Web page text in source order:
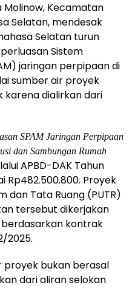
Molinow, Kecamatan
Selatan, mendesak
Selatan turun
Sistem
jaringan perpipaan di
sumber air proyek
karena dialirkan dari
SPAM Jaringan Perpipaan
dan Sambungan Rumah
APBD-DAK Tahun
Rp482.500.800. Proyek
dan Tata Ruang (PUTR)
tersebut dikerjakan
berdasarkan kontrak
2025.
proyek bukan berasal
dari aliran selokan